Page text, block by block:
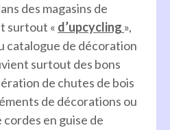
des magasins de
surtout « d’upcycling »,
catalogue de décoration
surtout des bons
de chutes de bois
de décorations ou
en guise de